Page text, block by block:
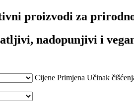
proizvodi za
nadopunjivi i
Cijene Primjena Učinak